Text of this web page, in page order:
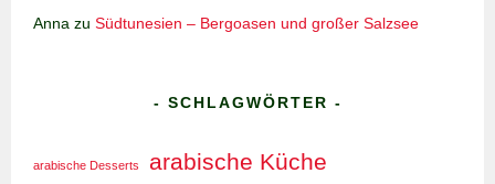
Anna zuSüdtunesien – Bergoasen und großer Salzsee
- SCHLAGWÖRTER -
arabische Desserts arabische Küche